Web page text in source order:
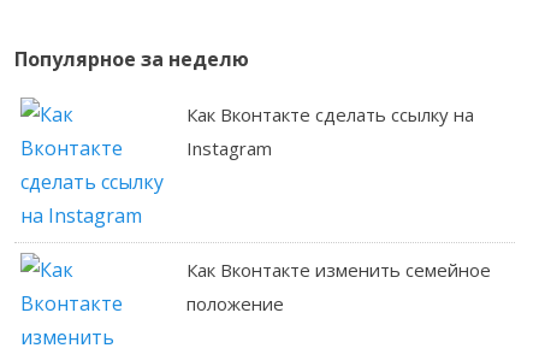
Популярное за неделю
Как Вконтакте сделать ссылку на
Instagram
Как Вконтакте изменить семейное
положение